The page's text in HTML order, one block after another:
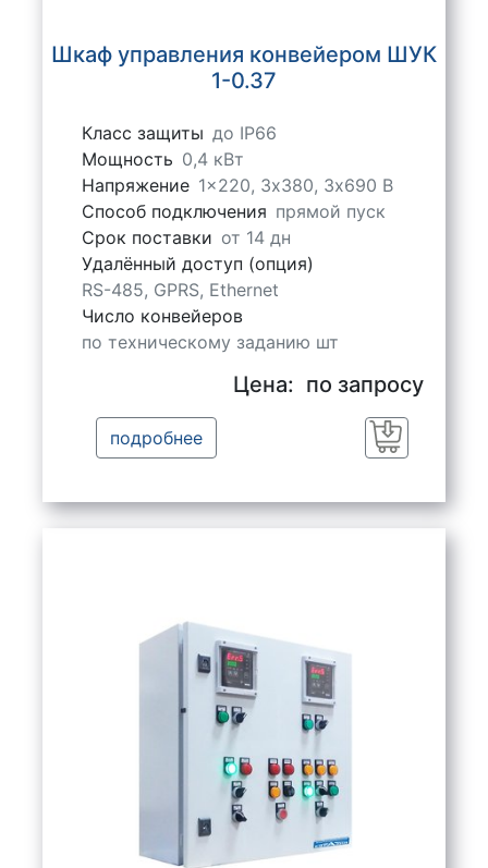
Шкаф управления конвейером ШУК
1-0.37
Класс защиты до IP66
Мощность 0,4 кВт
Напряжение 1x220, 3х380, 3х690 В
Способ подключения прямой пуск
Срок поставки от 14 дн
Удалённый доступ (опция)
RS-485, GPRS, Ethernet
Число конвейеров
по техническому заданию шт
Цена: по запросу
подробнее
Заказать